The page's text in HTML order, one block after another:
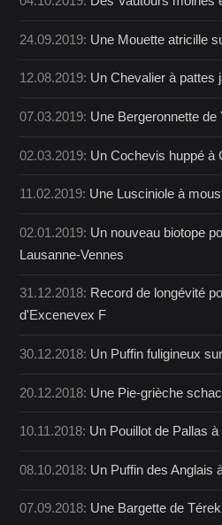
24.09.2019: Une Mouette atricille
12.08.2019: Un Chevalier à pattes
07.03.2019: Une Bergeronnette de
02.03.2019: Un Cochevis huppé à
11.02.2019: Une Lusciniole à
02.01.2019: Un nouveau biotope
Lausanne-Vennes
31.12.2018: Record de longévité
d'Excenevex F
30.12.2018: Un Puffin fuligineux
20.12.2018: Une Pie-grièche
10.11.2018: Un Pouillot de Pallas à
08.10.2018: Un Puffin des Anglais
07.09.2018: Une Bargette de